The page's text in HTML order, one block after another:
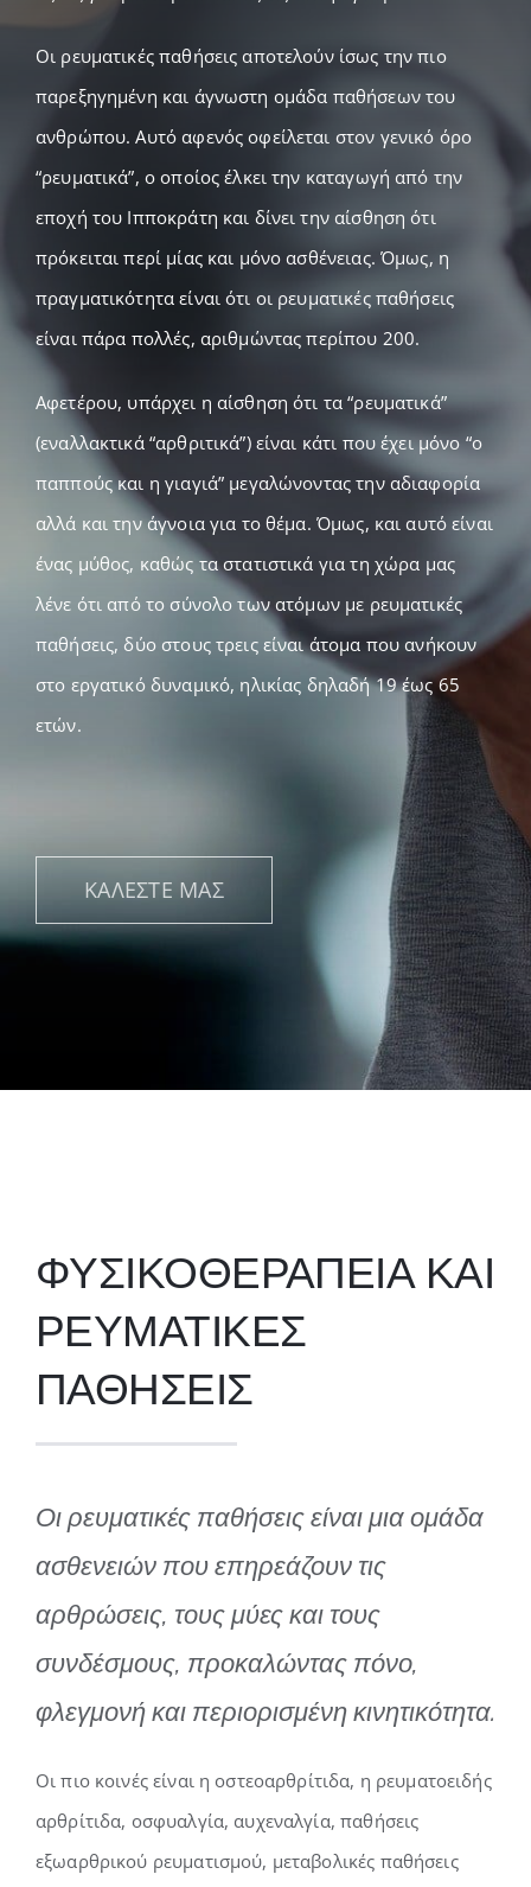
Gallery
Οι ρευματικές παθήσεις αποτελούν ίσως την πιο
παρεξηγημένη και άγνωστη ομάδα παθήσεων του
ανθρώπου. Αυτό αφενός οφείλεται στον γενικό όρο
“ρευματικά”, ο οποίος έλκει την καταγωγή από την
εποχή του Ιπποκράτη και δίνει την αίσθηση ότι
πρόκειται περί μίας και μόνο ασθένειας. Όμως, η
πραγματικότητα είναι ότι οι ρευματικές παθήσεις
είναι πάρα πολλές, αριθμώντας περίπου 200.
Αφετέρου, υπάρχει η αίσθηση ότι τα “ρευματικά”
(εναλλακτικά “αρθριτικά”) είναι κάτι που έχει μόνο “ο
παππούς και η γιαγιά” μεγαλώνοντας την αδιαφορία
αλλά και την άγνοια για το θέμα. Όμως, και αυτό είναι
ένας μύθος, καθώς τα στατιστικά για τη χώρα μας
λένε ότι από το σύνολο των ατόμων με ρευματικές
παθήσεις, δύο στους τρεις είναι άτομα που ανήκουν
στο εργατικό δυναμικό, ηλικίας δηλαδή 19 έως 65
ετών.
ΚΑΛΕΣΤΕ ΜΑΣ
ΦΥΣΙΚΟΘΕΡΑΠΕΙΑ ΚΑΙ
ΡΕΥΜΑΤΙΚΕΣ
ΠΑΘΗΣΕΙΣ
Οι ρευματικές παθήσεις είναι μια ομάδα
ασθενειών που επηρεάζουν τις
αρθρώσεις, τους μύες και τους
συνδέσμους, προκαλώντας πόνο,
φλεγμονή και περιορισμένη κινητικότητα.
Οι πιο κοινές είναι η οστεοαρθρίτιδα, η ρευματοειδής
αρθρίτιδα, οσφυαλγία, αυχεναλγία, παθήσεις
εξωαρθρικού ρευματισμού, μεταβολικές παθήσεις